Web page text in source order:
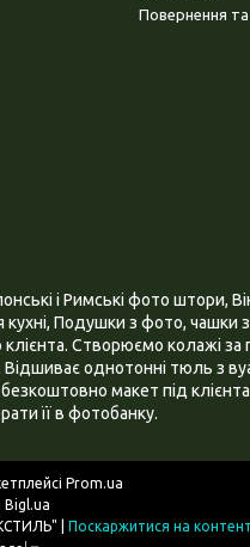
Повернення та
і Римські фото штори,
Подушки з фото, чашки з
Створюємо колажі за
однотонні тюль з
макет під
її в фотобанку.
Prom.ua
Bigl.ua
Поскаржитися на контент